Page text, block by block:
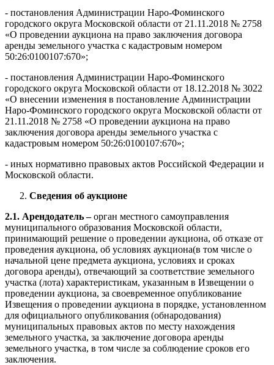
- постановления Администрации Наро-Фоминского
городского округа Московской области от 21.11.2018 № 2758
«О проведении аукциона на право заключения договора
аренды земельного участка с кадастровым номером
50:26:0100107:670»;
- постановления Администрации Наро-Фоминского
городского округа Московской области от 18.12.2018 № 3022
«О внесении изменения в постановление Администрации
Наро-Фоминского городского округа Московской области от
21.11.2018 № 2758 «О проведении аукциона на право
заключения договора аренды земельного участка с
кадастровым номером 50:26:0100107:670»;
- иных нормативно правовых актов Российской Федерации и
Московской области.
Сведения об аукционе
2.1. Арендодатель –орган местного самоуправления
муниципального образования Московской области,
принимающий решение о проведении аукциона, об отказе от
проведения аукциона, об условиях аукциона(в том числе о
начальной цене предмета аукциона, условиях и сроках
договора аренды), отвечающий за соответствие земельного
участка (лота) характеристикам, указанным в Извещении о
проведении аукциона, за своевременное опубликование
Извещения о проведении аукциона в порядке, установленном
для официального опубликования (обнародования)
муниципальных правовых актов по месту нахождения
земельного участка, за заключение договора аренды
земельного участка, в том числе за соблюдение сроков его
заключения.